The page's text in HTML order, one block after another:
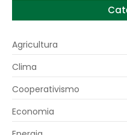
Agricultura
Clima
Cooperativismo
Economia